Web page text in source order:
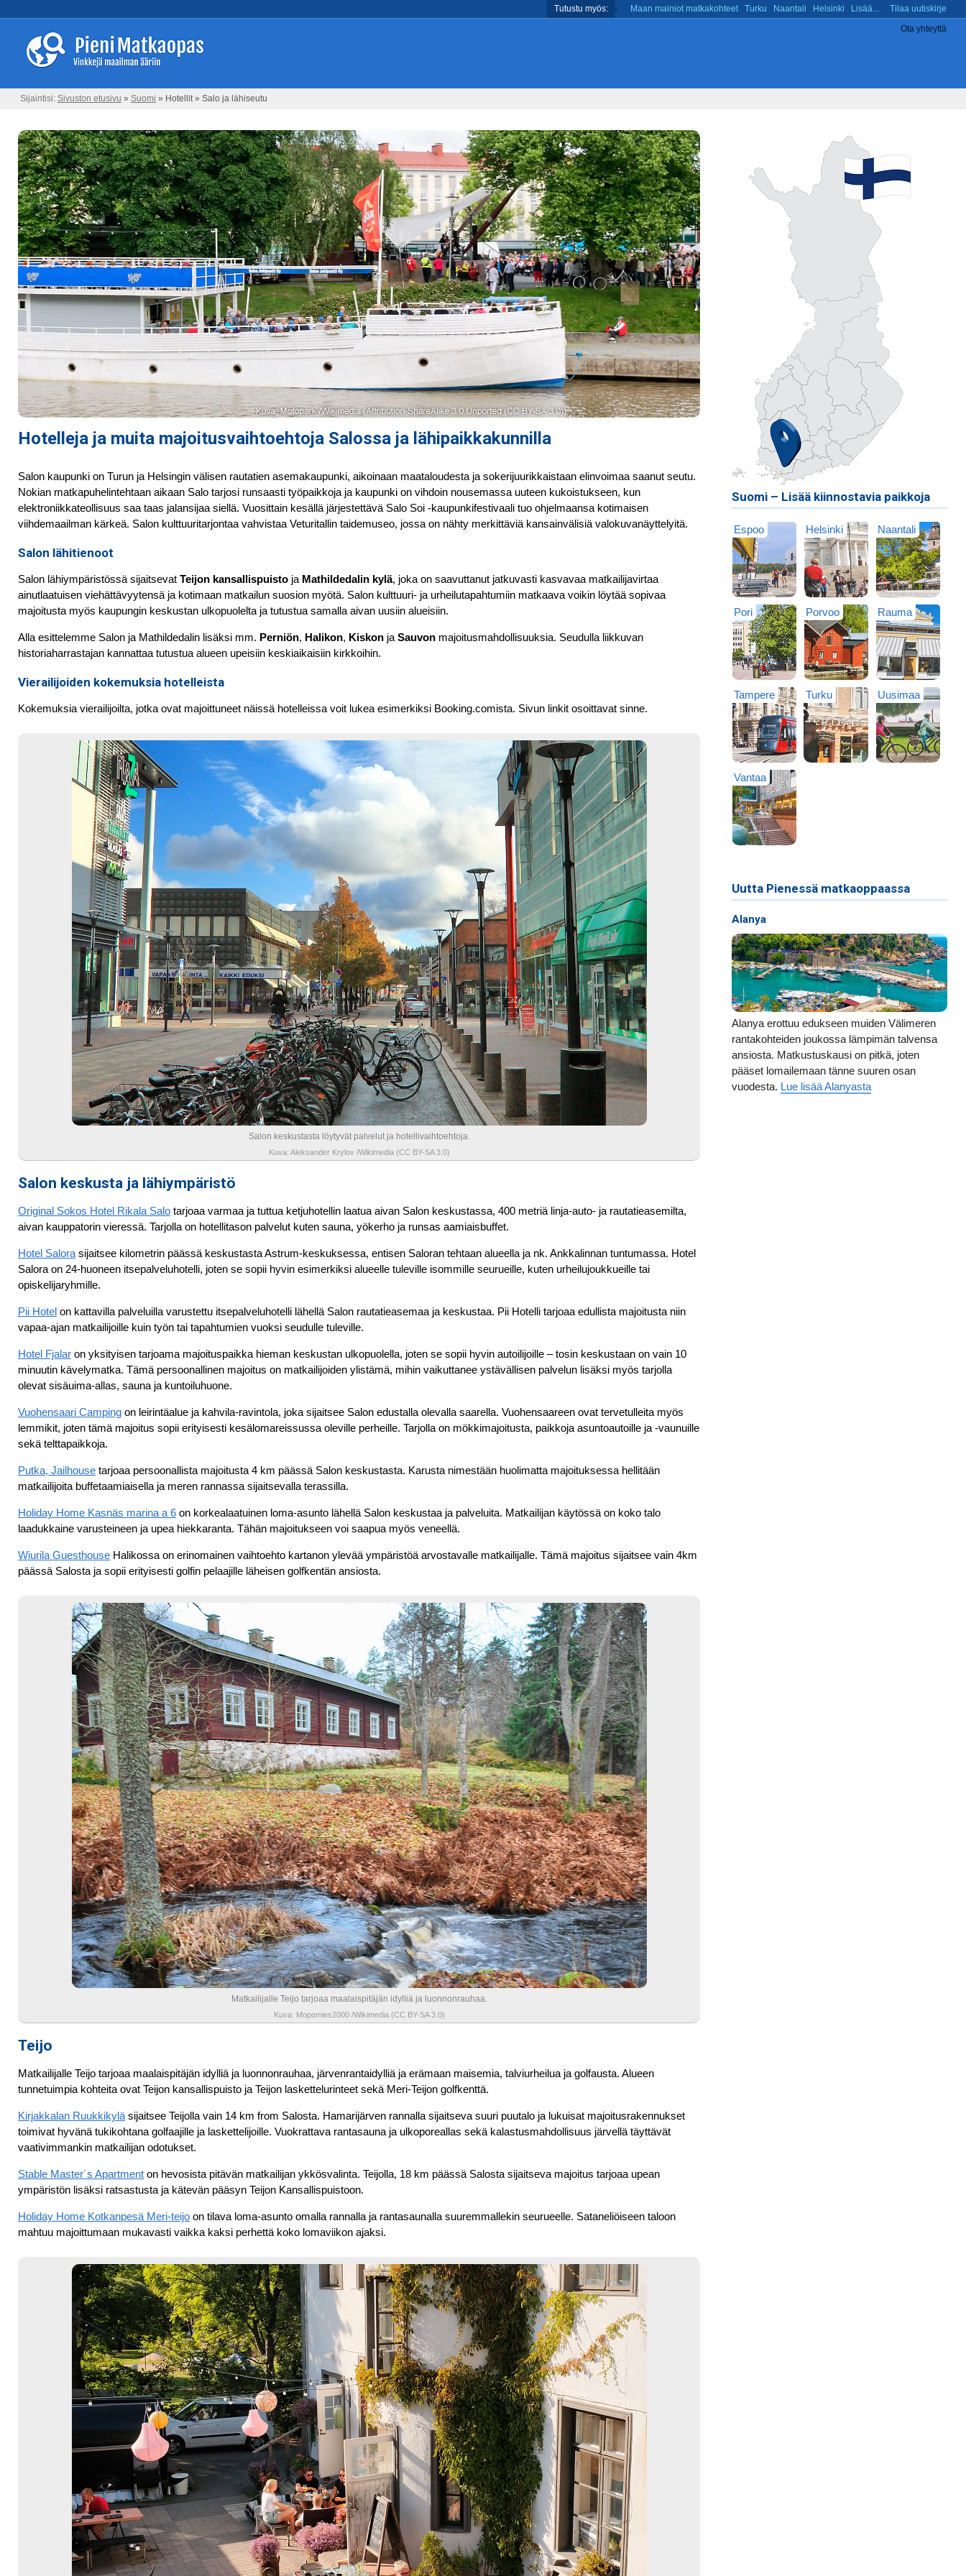
Tutustu myös: Maan mainiot matkakohteet Turku Naantali Helsinki Lisää...
Tilaa uutiskirje
Ota yhteyttä
Sijaintisi: Sivuston etusivu » Suomi » Hotellit » Salo ja lähiseutu
Suomi – Lisää kiinnostavia paikkoja
Espoo Helsinki Naantali
Pori Porvoo Rauma
Tampere Turku Uusimaa
Vantaa
Uutta Pienessä matkaoppaassa
Alanya
Alanya erottuu edukseen muiden Välimeren
rantakohteiden joukossa lämpimän talvensa
ansiosta. Matkustuskausi on pitkä, joten
pääset lomailemaan tänne suuren osan
vuodesta. Lue lisää Alanyasta
Hotelleja ja muita majoitusvaihtoehtoja Salossa ja lähipaikkakunnilla
Salon kaupunki on Turun ja Helsingin välisen rautatien asemakaupunki, aikoinaan maataloudesta ja sokerijuurikkaistaan elinvoimaa saanut seutu.
Nokian matkapuhelintehtaan aikaan Salo tarjosi runsaasti työpaikkoja ja kaupunki on vihdoin nousemassa uuteen kukoistukseen, kun
elektroniikkateollisuus saa taas jalansijaa siellä. Vuosittain kesällä järjestettävä Salo Soi -kaupunkifestivaali tuo ohjelmaansa kotimaisen
viihdemaailman kärkeä. Salon kulttuuritarjontaa vahvistaa Veturitallin taidemuseo, jossa on nähty merkittäviä kansainvälisiä valokuvanäyttelyitä.
Salon lähitienoot
Salon lähiympäristössä sijaitsevat Teijon kansallispuisto ja Mathildedalin kylä, joka on saavuttanut jatkuvasti kasvavaa matkailijavirtaa
ainutlaatuisen viehättävyytensä ja kotimaan matkailun suosion myötä. Salon kulttuuri- ja urheilutapahtumiin matkaava voikin löytää sopivaa
majoitusta myös kaupungin keskustan ulkopuolelta ja tutustua samalla aivan uusiin alueisiin.
Alla esittelemme Salon ja Mathildedalin lisäksi mm. Perniön, Halikon, Kiskon ja Sauvon majoitusmahdollisuuksia. Seudulla liikkuvan
historiaharrastajan kannattaa tutustua alueen upeisiin keskiaikaisiin kirkkoihin.
Vierailijoiden kokemuksia hotelleista
Kokemuksia vierailijoilta, jotka ovat majoittuneet näissä hotelleissa voit lukea esimerkiksi Booking.comista. Sivun linkit osoittavat sinne.
Salon keskustasta löytyvät palvelut ja hotellivaihtoehtoja.
Kuva: Aleksander Krylov /Wikimedia (CC BY-SA 3.0)
Salon keskusta ja lähiympäristö
Original Sokos Hotel Rikala Salo tarjoaa varmaa ja tuttua ketjuhotellin laatua aivan Salon keskustassa, 400 metriä linja-auto- ja rautatieasemilta,
aivan kauppatorin vieressä. Tarjolla on hotellitason palvelut kuten sauna, yökerho ja runsas aamiaisbuffet.
Hotel Salora sijaitsee kilometrin päässä keskustasta Astrum-keskuksessa, entisen Saloran tehtaan alueella ja nk. Ankkalinnan tuntumassa. Hotel
Salora on 24-huoneen itsepalveluhotelli, joten se sopii hyvin esimerkiksi alueelle tuleville isommille seurueille, kuten urheilujoukkueille tai
opiskelijaryhmille.
Pii Hotel on kattavilla palveluilla varustettu itsepalveluhotelli lähellä Salon rautatieasemaa ja keskustaa. Pii Hotelli tarjoaa edullista majoitusta niin
vapaa-ajan matkailijoille kuin työn tai tapahtumien vuoksi seudulle tuleville.
Hotel Fjalar on yksityisen tarjoama majoituspaikka hieman keskustan ulkopuolella, joten se sopii hyvin autoilijoille – tosin keskustaan on vain 10
minuutin kävelymatka. Tämä persoonallinen majoitus on matkailijoiden ylistämä, mihin vaikuttanee ystävällisen palvelun lisäksi myös tarjolla
olevat sisäuima-allas, sauna ja kuntoiluhuone.
Vuohensaari Camping on leirintäalue ja kahvila-ravintola, joka sijaitsee Salon edustalla olevalla saarella. Vuohensaareen ovat tervetulleita myös
lemmikit, joten tämä majoitus sopii erityisesti kesälomareissussa oleville perheille. Tarjolla on mökkimajoitusta, paikkoja asuntoautoille ja -vaunuille
sekä telttapaikkoja.
Putka, Jailhouse tarjoaa persoonallista majoitusta 4 km päässä Salon keskustasta. Karusta nimestään huolimatta majoituksessa hellitään
matkailijoita buffetaamiaisella ja meren rannassa sijaitsevalla terassilla.
Holiday Home Kasnäs marina a 6 on korkealaatuinen loma-asunto lähellä Salon keskustaa ja palveluita. Matkailijan käytössä on koko talo
laadukkaine varusteineen ja upea hiekkaranta. Tähän majoitukseen voi saapua myös veneellä.
Wiurila Guesthouse Halikossa on erinomainen vaihtoehto kartanon ylevää ympäristöä arvostavalle matkailijalle. Tämä majoitus sijaitsee vain 4km
päässä Salosta ja sopii erityisesti golfin pelaajille läheisen golfkentän ansiosta.
Matkailijalle Teijo tarjoaa maalaispitäjän idylliä ja luonnonrauhaa.
Kuva: Mopomies2000 /Wikimedia (CC BY-SA 3.0)
Teijo
Matkailijalle Teijo tarjoaa maalaispitäjän idylliä ja luonnonrauhaa, järvenrantaidylliä ja erämaan maisemia, talviurheilua ja golfausta. Alueen
tunnetuimpia kohteita ovat Teijon kansallispuisto ja Teijon laskettelurinteet sekä Meri-Teijon golfkenttä.
Kirjakkalan Ruukkikylä sijaitsee Teijolla vain 14 km from Salosta. Hamarijärven rannalla sijaitseva suuri puutalo ja lukuisat majoitusrakennukset
toimivat hyvänä tukikohtana golfaajille ja laskettelijoille. Vuokrattava rantasauna ja ulkoporeallas sekä kalastusmahdollisuus järvellä täyttävät
vaativimmankin matkailijan odotukset.
Stable Master´s Apartment on hevosista pitävän matkailijan ykkösvalinta. Teijolla, 18 km päässä Salosta sijaitseva majoitus tarjoaa upean
ympäristön lisäksi ratsastusta ja kätevän pääsyn Teijon Kansallispuistoon.
Holiday Home Kotkanpesä Meri-teijo on tilava loma-asunto omalla rannalla ja rantasaunalla suuremmallekin seurueelle. Sataneliöiseen taloon
mahtuu majoittumaan mukavasti vaikka kaksi perhettä koko lomaviikon ajaksi.